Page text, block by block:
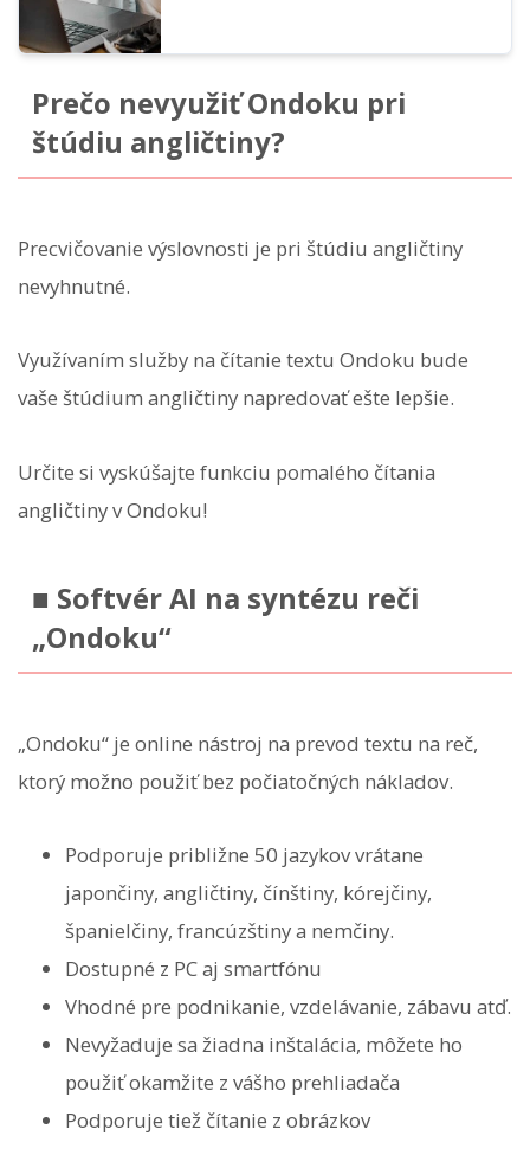
Prečo nevyužiť Ondoku pri
štúdiu angličtiny?
Precvičovanie výslovnosti je pri štúdiu angličtiny
nevyhnutné.
Využívaním služby na čítanie textu Ondoku bude
vaše štúdium angličtiny napredovať ešte lepšie.
Určite si vyskúšajte funkciu pomalého čítania
angličtiny v Ondoku!
■ Softvér AI na syntézu reči
„Ondoku“
„Ondoku“ je online nástroj na prevod textu na reč,
ktorý možno použiť bez počiatočných nákladov.
Podporuje približne 50 jazykov vrátane
japončiny, angličtiny, čínštiny, kórejčiny,
španielčiny, francúzštiny a nemčiny.
Dostupné z PC aj smartfónu
Vhodné pre podnikanie, vzdelávanie, zábavu atď.
Nevyžaduje sa žiadna inštalácia, môžete ho
použiť okamžite z vášho prehliadača
Podporuje tiež čítanie z obrázkov